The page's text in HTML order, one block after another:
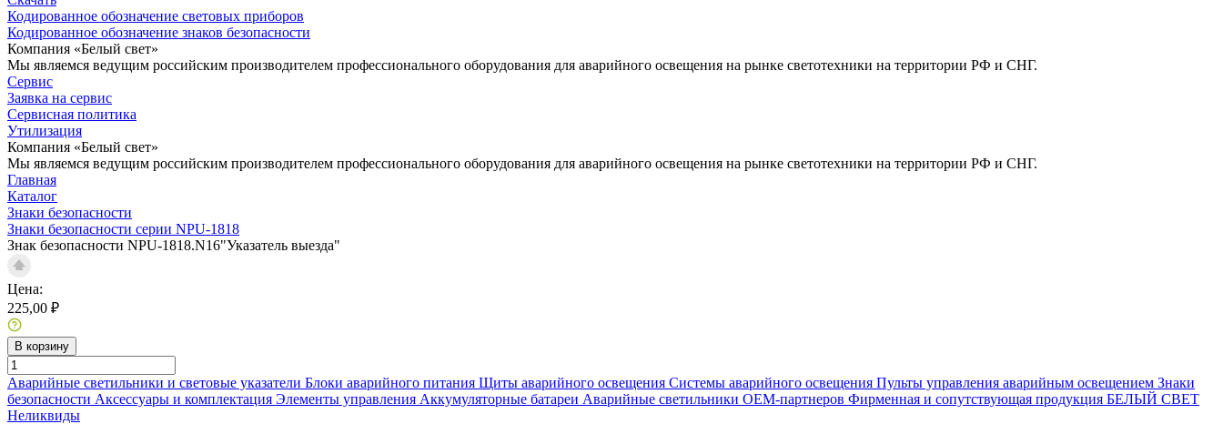
Кодированное обозначение световых приборов
Кодированное обозначение знаков безопасности
Компания «Белый свет»
Мы являемся ведущим российским производителем профессионального оборудования для аварийного освещения на рынке светотехники на территории РФ и СНГ.
Сервис
Заявка на сервис
Сервисная политика
Утилизация
Компания «Белый свет»
Мы являемся ведущим российским производителем профессионального оборудования для аварийного освещения на рынке светотехники на территории РФ и СНГ.
Главная
Каталог
Знаки безопасности
Знаки безопасности серии NPU-1818
Знак безопасности NPU-1818.N16"Указатель выезда"
Цена:
225,00 ₽
В корзину
Аварийные светильники и световые указатели Блоки аварийного питания Щиты аварийного освещения Системы аварийного освещения Пульты управления аварийным освещением Знаки
безопасности Аксессуары и комплектация Элементы управления Аккумуляторные батареи Аварийные светильники ОЕМ-партнеров Фирменная и сопутствующая продукция БЕЛЫЙ СВЕТ
Неликвиды